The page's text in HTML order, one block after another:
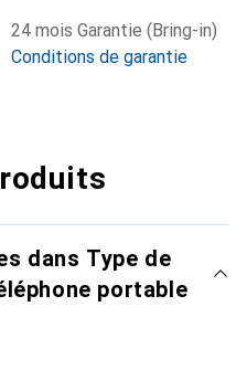
24 mois Garantie (Bring-in)
Conditions de garantie
dans Type de
portable